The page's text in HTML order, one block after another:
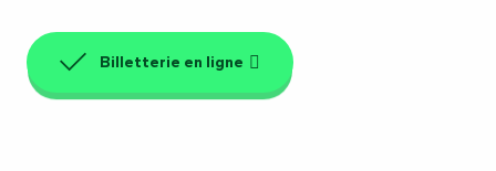
Billetterie en ligne